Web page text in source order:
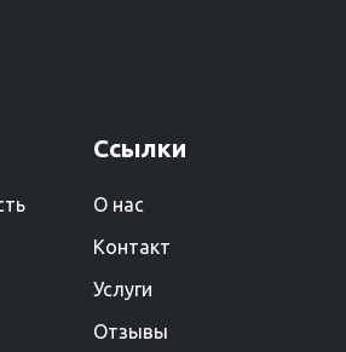
Ссылки
О нас
Kонтакт
Услуги
Отзывы